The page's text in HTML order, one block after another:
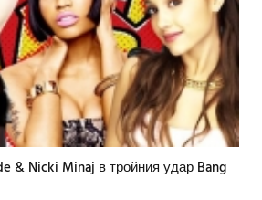
& Nicki Minaj в тройния удар Bang